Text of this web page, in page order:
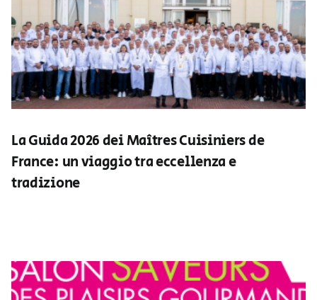
La Guida 2026 dei Maîtres Cuisiniers de
France: un viaggio tra eccellenza e
tradizione